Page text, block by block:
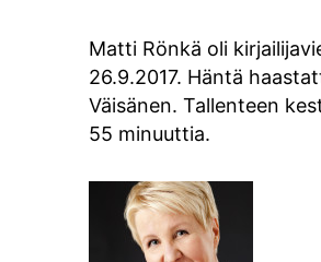
Matti Rönkä oli
26.9.2017. Häntä
Väisänen. Tallenteen
55 minuuttia.